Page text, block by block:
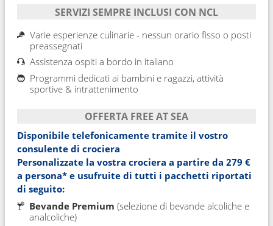
SERVIZI SEMPRE INCLUSI CON NCL
Varie esperienze culinarie - nessun orario fisso o posti
preassegnati
Assistenza ospiti a bordo in italiano
Programmi dedicati ai bambini e ragazzi, attività
sportive & intrattenimento
OFFERTA FREE AT SEA
Disponibile telefonicamente tramite il vostro
consulente di crociera
Personalizzate la vostra crociera a partire da 279 €
a persona* e usufruite di tutti i pacchetti riportati
di seguito:
Bevande Premium (selezione di bevande alcoliche e
analcoliche)